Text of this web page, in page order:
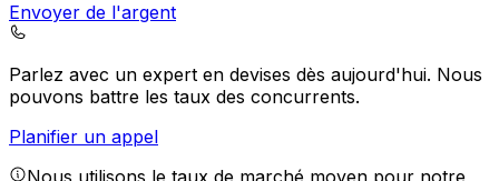
Envoyer de l'argent
Parlez avec un expert en devises dès aujourd'hui. Nous
pouvons battre les taux des concurrents.
Planifier un appel